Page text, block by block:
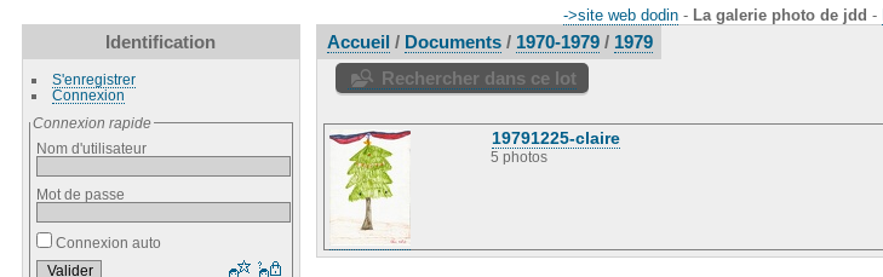
->site web dodin - La galerie photo de jdd -
Identification
S'enregistrer
Connexion
Connexion rapide
Nom d'utilisateur
Mot de passe
Connexion auto
Accueil/ Documents/ 1970-1979/ 1979
Rechercher dans ce lot
19791225-claire
5 photos